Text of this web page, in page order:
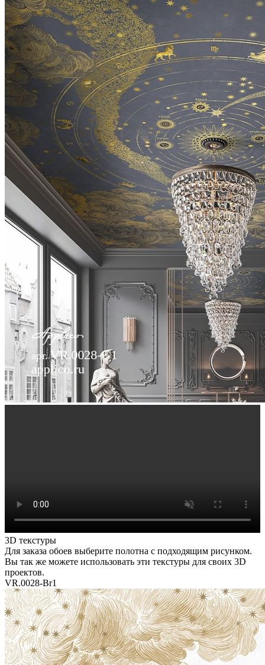
3D текстуры
Для заказа обоев выберите полотна с подходящим рисунком.
Вы так же можете использовать эти текстуры для своих 3D
проектов.
VR.0028-Br1